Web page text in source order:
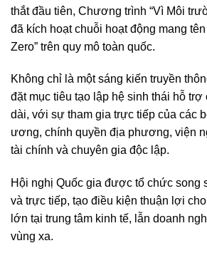
thắt đầu tiên, Chương trình “Vì Môi
đã kích hoạt chuỗi hoạt động mang
Zero” trên quy mô toàn quốc.
Không chỉ là một sáng kiến truyền
đặt mục tiêu tạo lập hệ sinh thái hỗ trợ
dài, với sự tham gia trực tiếp của các
ương, chính quyền địa phương, viện
tài chính và chuyên gia độc lập.
Hội nghị Quốc gia được tổ chức song
và trực tiếp, tạo điều kiện thuận lợi
lớn tại trung tâm kinh tế, lẫn doanh
vùng xa.